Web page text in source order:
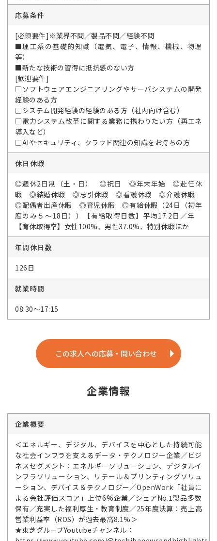
応募条件
[必須要件]※業界不問／製品不問／経験不問
■理工系の基礎的知識（電気、電子、情報、機械、物理
等）
■新たな技術の習得に抵抗感のない方
[歓迎要件]
□ソフトウェアエンジニアリングやサーバシステムの開発
経験のある方
□システム開発経験の経験のある方（社内向け含む）
□電力システム改革に関する業務に携わりたい方（再エネ
導入など）
□AIやセキュリティ、クラウド関連の知識をお持ちの方
休日休暇
◎週休2日制（土・日） ◎祝日 ◎年末年始 ◎赴任休
暇 ◎結婚休暇 ◎忌引休暇 ◎看護休暇 ◎介護休暇
◎配偶者出産休暇 ◎育児休暇 ◎有給休暇（24日（初年
度のみ５～18日））【有給取得日数】平均17.2日／年
【育休取得率】女性100%、男性37.0%、特別休暇ほか
年間休日数
126日
就業時間
08:30～17:15
この求人への応募・問い合わせ
企業情報
企業概要
＜エネルギー、デジタル、デバイスを中心とした持続可能
な社会インフラを支えるデータ・テクノロジー企業／ビジ
ネスセグメント：エネルギーソリューション、デジタルイ
ンフラソリューション、リテール＆プリンティングソリュ
ーション、デバイス＆テクノロジー／OpenWork「社員に
よる会社評価スコア」上位6%企業／シェアNo.1製品多数
保有／充実した福利厚生・教育制度／25年度決算：売上高
営業利益率（ROS）が過去最高8.1%＞
★東芝グループYoutubeチャンネル：